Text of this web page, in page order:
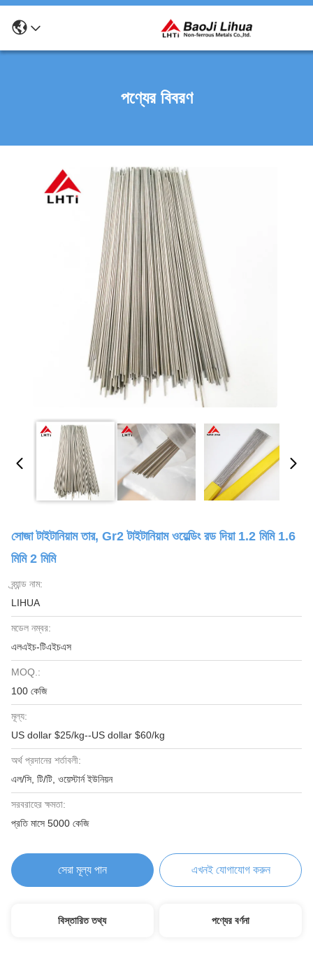
পণ্যের বিবরণ
সোজা টাইটানিয়াম তার, Gr2 টাইটানিয়াম ওয়েল্ডিং রড দিয়া 1.2 মিমি 1.6
মিমি 2 মিমি
ব্র্যান্ড নাম:
LIHUA
মডেল নম্বর:
এলএইচ-টিএইচএস
MOQ.:
100 কেজি
মূল্য:
US dollar $25/kg--US dollar $60/kg
অর্থ প্রদানের শর্তাবলী:
এল/সি, টি/টি, ওয়েস্টার্ন ইউনিয়ন
সরবরাহের ক্ষমতা:
প্রতি মাসে 5000 কেজি
সেরা মূল্য পান এখনই যোগাযোগ করুন
বিস্তারিত তথ্য পণ্যের বর্ণনা